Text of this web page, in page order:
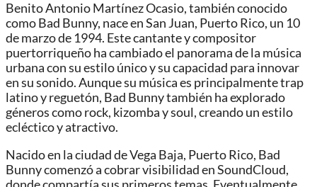
Benito Antonio Martínez Ocasio, también conocido
como Bad Bunny, nace en San Juan, Puerto Rico, un 10
de marzo de 1994. Este cantante y compositor
puertorriqueño ha cambiado el panorama de la música
urbana con su estilo único y su capacidad para innovar
en su sonido. Aunque su música es principalmente trap
latino y reguetón, Bad Bunny también ha explorado
géneros como rock, kizomba y soul, creando un estilo
ecléctico y atractivo.
Nacido en la ciudad de Vega Baja, Puerto Rico, Bad
Bunny comenzó a cobrar visibilidad en SoundCloud,